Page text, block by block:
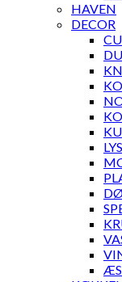
HAVEN
DECOR